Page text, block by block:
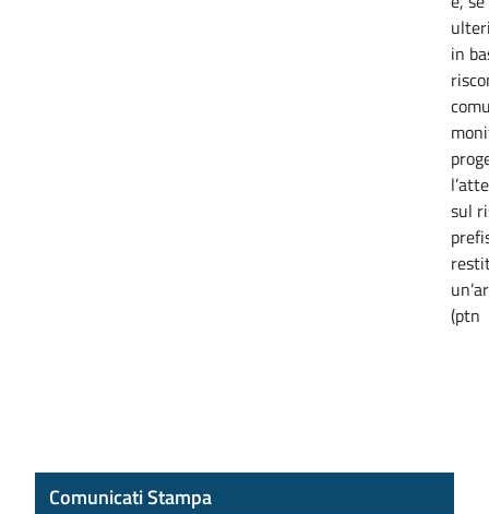
in
sul
Comunicati Stampa